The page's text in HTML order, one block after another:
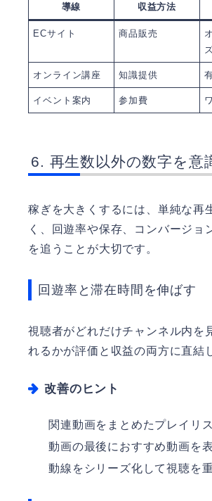
導線 収益方法
ECサイト 商品販売
オンライン講座 知識提供
イベント案内 参加費
再生数以外の数字を意
稼ぎを大きくするには、単純な再
く、回遊率や保存、コンバージョ
を追うことが大切です。
回遊率と滞在時間を伸ばす
視聴者がどれだけチャンネル内を
れるかが評価と収益の両方に直結
改善のヒント
関連動画をまとめたプレイリ
動画の最後におすすめ動画を
動線をシリーズ化して視聴を